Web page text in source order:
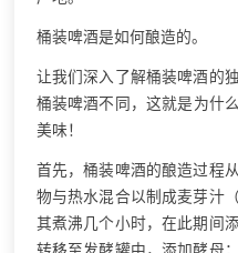
桶装啤酒是如何酿造的。
让我们深入了解桶装啤酒的
桶装啤酒不同，这就是为
美味！
首先，桶装啤酒的酿造过程
物与热水混合以制成麦芽汁
其煮沸几个小时，在此期间